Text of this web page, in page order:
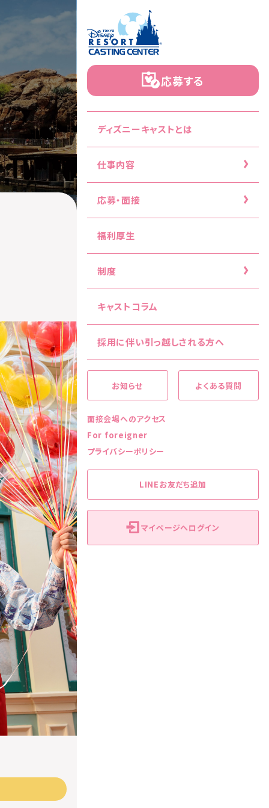
応募する
ディズニーキャストとは
仕事内容
応募・面接
福利厚生
制度
キャストコラム
採用に伴い引っ越しされる方へ
お知らせ よくある質問
面接会場へのアクセス
For foreigner
プライバシーポリシー
LINEお友だち追加
マイページへログイン